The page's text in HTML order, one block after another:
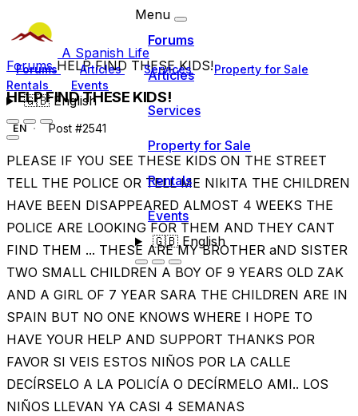
A Spanish Life
Forums Articles Services
Property for Sale
Rentals
Events
🇬🇧English
Menu
Forums
Articles
Services
Property for Sale
Rentals
Events
🇬🇧English
ForumsHELP FIND THESE KIDS!
HELP FIND THESE KIDS!
EN Post #2541
PLEASE IF YOU SEE THESE KIDS ON THE STREET
TELL THE POLICE OR TELL ME NIkITA THE CHILDREN
HAVE BEEN DISAPPEARED ALMOST 4 WEEKS THE
POLICE ARE LOOKING FOR THEM AND THEY CANT
FIND THEM ... THESE ARE MY BROTHER aND SISTER
TWO SMALL CHILDREN A BOY OF 9 YEARS OLD ZAK
AND A GIRL OF 7 YEAR SARA THE CHILDREN ARE IN
SPAIN BUT NO ONE KNOWS WHERE I HOPE TO
HAVE YOUR HELP AND SUPPORT THANKS POR
FAVOR SI VEIS ESTOS NIÑOS POR LA CALLE
DECÍRSELO A LA POLICÍA O DECÍRMELO AMI.. LOS
NIÑOS LLEVAN YA CASI 4 SEMANAS